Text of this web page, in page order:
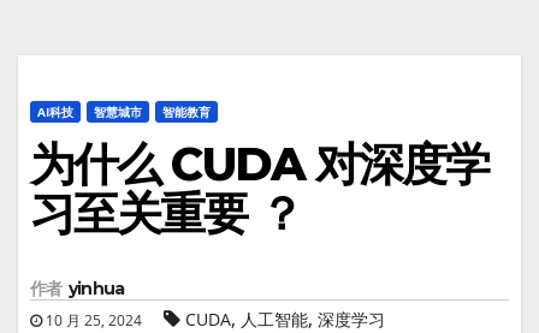
AI科技 智慧城市 智能教育
为什么 CUDA 对深度学
习至关重要 ？
作者 yinhua
10 月 25, 2024 CUDA, 人工智能, 深度学习